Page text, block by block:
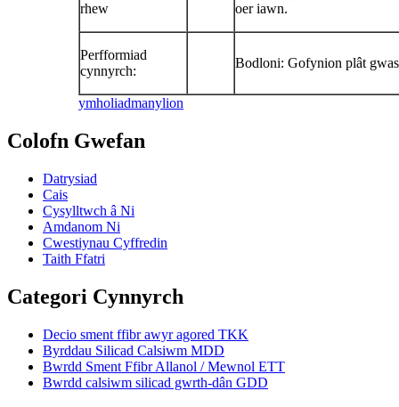
rhew
oer iawn.
Perfformiad
cynnyrch:
Bodloni: Gofynion plât
ymholiadmanylion
Colofn Gwefan
Datrysiad
Cais
Cysylltwch â Ni
Amdanom Ni
Cwestiynau Cyffredin
Taith Ffatri
Categori Cynnyrch
Decio sment ffibr awyr agored TKK
Byrddau Silicad Calsiwm MDD
Bwrdd Sment Ffibr Allanol / Mewnol ETT
Bwrdd calsiwm silicad gwrth-dân GDD